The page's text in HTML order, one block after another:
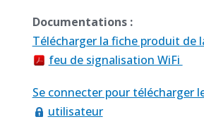
Documentations :
Télécharger la fiche produit de
feu de signalisation WiFi
Se connecter pour télécharger
utilisateur